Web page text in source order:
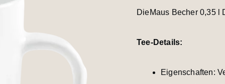
DieMaus Becher 0,35 l
Tee-Details:
Eigenschaften:
Herz
Menge